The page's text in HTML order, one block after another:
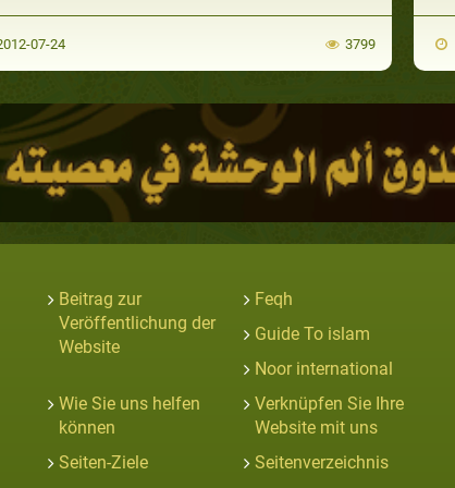
07-24 3799
Beitrag zur
Veröffentlichung der
Website
Feqh
Guide To islam
Noor international
Wie Sie uns helfen
können
Verknüpfen Sie Ihre
Website mit uns
Seiten-Ziele
Seitenverzeichnis